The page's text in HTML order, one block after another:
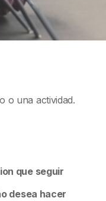
o una actividad.
que seguir
desea hacer